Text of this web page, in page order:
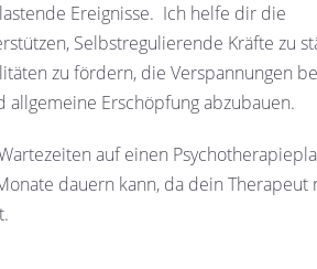
Ereignisse. Ich helfe dir die
Selbstregulierende Kräfte zu
zu fördern, die Verspannungen
allgemeine Erschöpfung abzubauen.
auf einen
dauern kann, da dein Therapeut